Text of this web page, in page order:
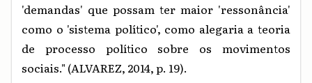
'demandas' que possam ter maior 'ressonância'
como o 'sistema político', como alegaria a teoria
de processo político sobre os movimentos
sociais." (ALVAREZ, 2014, p. 19).